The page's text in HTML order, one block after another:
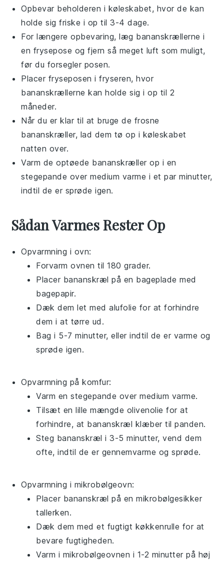
Opbevar beholderen i køleskabet, hvor de kan
holde sig friske i op til 3-4 dage.
For længere opbevaring, læg bananskrællerne i
en frysepose og fjern så meget luft som muligt,
før du forsegler posen.
Placer fryseposen i fryseren, hvor
bananskrællerne kan holde sig i op til 2
måneder.
Når du er klar til at bruge de frosne
bananskræller, lad dem tø op i køleskabet
natten over.
Varm de optøede bananskræller op i en
stegepande over medium varme i et par minutter,
indtil de er sprøde igen.
Sådan Varmes Rester Op
Opvarmning i ovn:
Forvarm ovnen til 180 grader.
Placer bananskræl på en bageplade med
bagepapir.
Dæk dem let medalufolie for at forhindre
dem i at tørre ud.
Bag i 5-7 minutter, eller indtil de er varme og
sprøde igen.
Opvarmning på komfur:
Varm en stegepande over medium varme.
Tilsæt en lille mængde olivenolie for at
forhindre, at bananskræl klæber til panden.
Steg bananskræl i 3-5 minutter, vend dem
ofte, indtil de er gennemvarme og sprøde.
Opvarmning i mikrobølgeovn:
Placer bananskræl på en mikrobølgesikker
tallerken.
Dæk dem med et fugtigt køkkenrulle for at
bevare fugtigheden.
Varm i mikrobølgeovnen i 1-2 minutter på høj